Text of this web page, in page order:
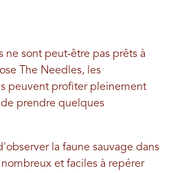
ne sont peut-être pas prêts à
The Needles, les
peuvent profiter pleinement
prendre quelques
la faune sauvage dans
nombreux et faciles à repérer